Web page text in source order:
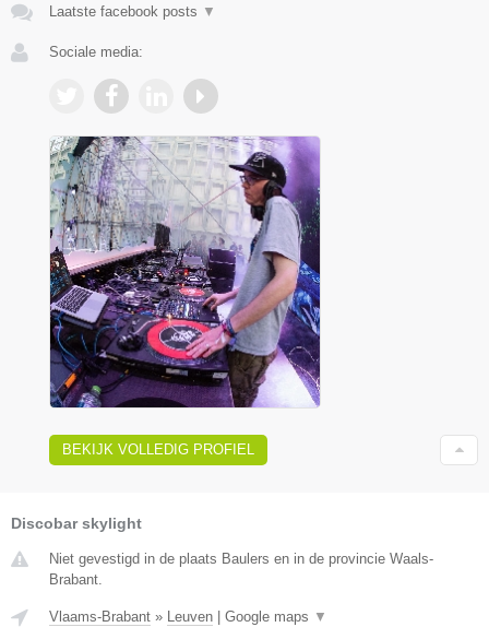
Laatste facebook posts ▼
Sociale media:
BEKIJK VOLLEDIG PROFIEL
Discobar skylight
Niet gevestigd in de plaats Baulers en in de provincie Waals-
Brabant.
Vlaams-Brabant » Leuven | Google maps ▼